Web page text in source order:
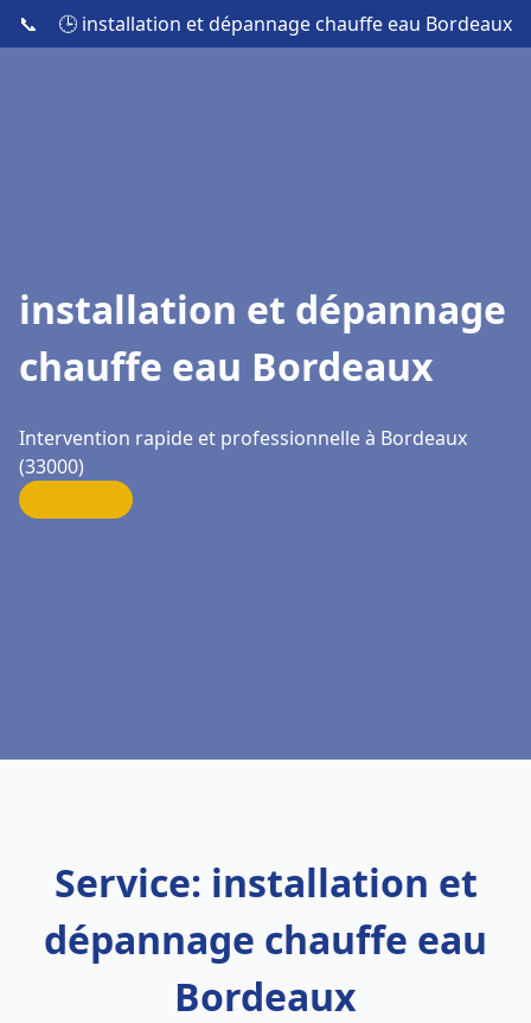
📞 🕒 installation et dépannage chauffe eau Bordeaux
installation et dépannage
chauffe eau Bordeaux
Intervention rapide et professionnelle à Bordeaux
(33000)
Service: installation et
dépannage chauffe eau
Bordeaux